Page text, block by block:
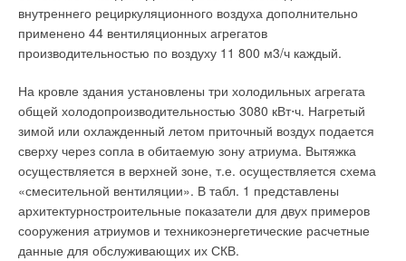
внутреннего рециркуляционного воздуха дополнительно
применено 44 вентиляционных агрегатов
производительностью по воздуху 11 800 м3/ч каждый.
На кровле здания установлены три холодильных агрегата
общей холодопроизводительностью 3080 кВт⋅ч. Нагретый
зимой или охлажденный летом приточный воздух подается
сверху через сопла в обитаемую зону атриума. Вытяжка
осуществляется в верхней зоне, т.е. осуществляется схема
«смесительной вентиляции». В табл. 1 представлены
архитектурностроительные показатели для двух примеров
сооружения атриумов и техникоэнергетические расчетные
данные для обслуживающих их СКВ.